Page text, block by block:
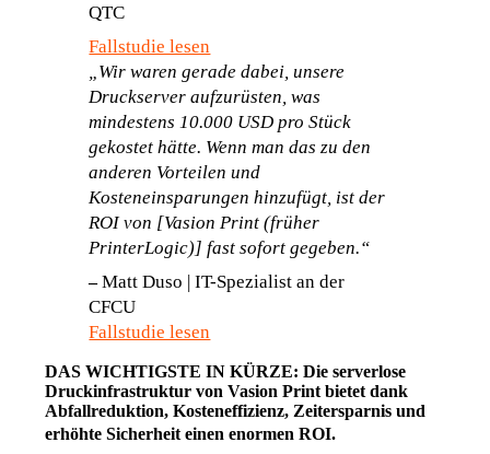
QTC
Fallstudie lesen
„Wir waren gerade dabei, unsere
Druckserver aufzurüsten, was
mindestens 10.000 USD pro Stück
gekostet hätte. Wenn man das zu den
anderen Vorteilen und
Kosteneinsparungen hinzufügt, ist der
ROI von [Vasion Print (früher
PrinterLogic)] fast sofort gegeben.“
– Matt Duso | IT-Spezialist an der
CFCU
Fallstudie lesen
DAS WICHTIGSTE IN KÜRZE: Die serverlose
Druckinfrastruktur von Vasion Print bietet dank
Abfallreduktion, Kosteneffizienz, Zeitersparnis und
erhöhte Sicherheit einen enormen ROI.